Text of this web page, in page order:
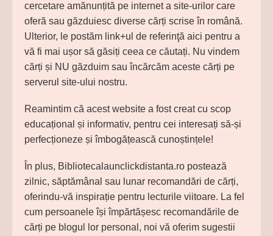
cercetare amănunțită pe internet a site-urilor care
oferă sau găzduiesc diverse cărți scrise în română.
Ulterior, le postăm link+ul de referinţă aici pentru a
vă fi mai ușor să găsiți ceea ce căutați. Nu vindem
cărți și NU găzduim sau încărcăm aceste cărți pe
serverul site-ului nostru.
Reamintim că acest website a fost creat cu scop
educațional și informativ, pentru cei interesați să-și
perfecționeze și îmbogățească cunoștințele!
În plus, Bibliotecalaunclickdistanta.ro postează
zilnic, săptămânal sau lunar recomandări de cărți,
oferindu-vă inspirație pentru lecturile viitoare. La fel
cum persoanele își împărtășesc recomandările de
cărți pe blogul lor personal, noi vă oferim sugestii